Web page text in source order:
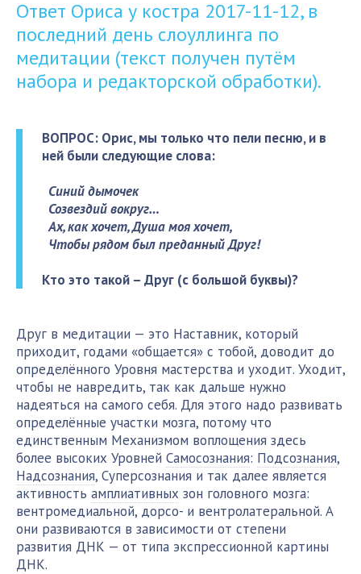
Ответ Ориса у костра 2017-11-12, в
последний день слоуллинга по
медитации (текст получен путём
набора и редакторской обработки).
ВОПРОС: Орис, мы только что пели песню, и в
ней были следующие слова:
Синий дымочек
Созвездий вокруг…
Ах, как хочет, Душа моя хочет,
Чтобы рядом был преданный Друг!
Кто это такой – Друг (с большой буквы)?
Друг в медитации — это Наставник, который
приходит, годами «общается» с тобой, доводит до
определённого Уровня мастерства и уходит. Уходит,
чтобы не навредить, так как дальше нужно
надеяться на самого себя. Для этого надо развивать
определённые участки мозга, потому что
единственным Механизмом воплощения здесь
более высоких Уровней Самосознания: Подсознания,
Надсознания, Суперсознания и так далее является
активность амплиативных зон головного мозга:
вентромедиальной, дорсо- и вентролатеральной. А
они развиваются в зависимости от степени
развития ДНК — от типа экспрессионной картины
ДНК.